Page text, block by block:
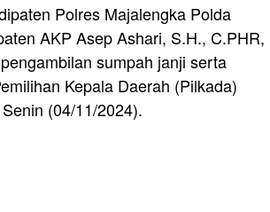
Polres Majalengka Polda
AKP Asep Ashari, S.H., C.PHR,
sumpah janji serta
Kepala Daerah (Pilkada)
(04/11/2024).